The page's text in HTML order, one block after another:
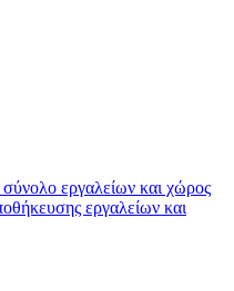
εργαλείων και χώρος
εργαλείων και